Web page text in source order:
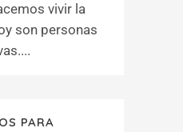
vivir la
son personas
PARA